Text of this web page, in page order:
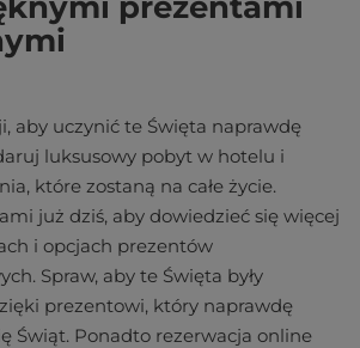
aby uczynić te Święta naprawdę
luksusowy pobyt w hotelu i
które zostaną na całe życie.
już dziś, aby dowiedzieć się więcej
i opcjach prezentów
Spraw, aby te Święta były
prezentowi, który naprawdę
Świąt. Ponadto rezerwacja online